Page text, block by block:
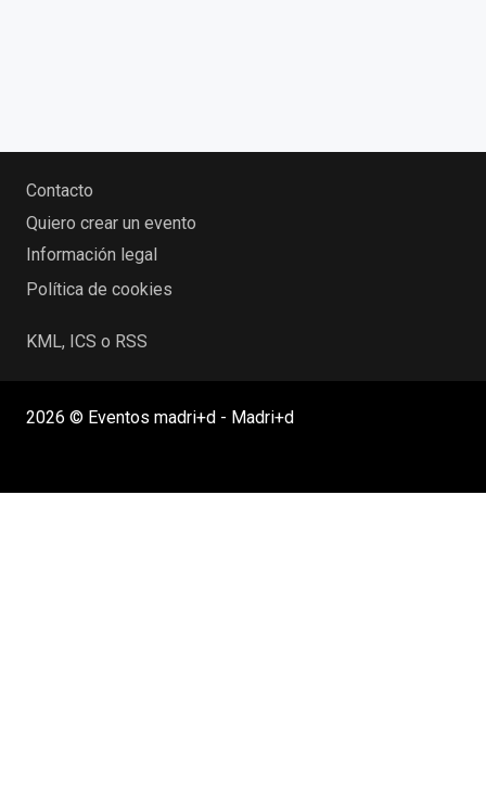
Contacto
Quiero crear un evento
Información legal
Política de cookies
KML, ICS o RSS
2026 © Eventos madri+d - Madri+d